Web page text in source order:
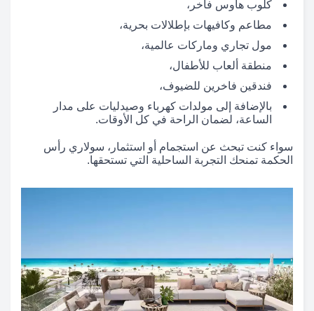
كلوب هاوس فاخر،
مطاعم وكافيهات بإطلالات بحرية،
مول تجاري وماركات عالمية،
منطقة ألعاب للأطفال،
فندقين فاخرين للضيوف،
بالإضافة إلى مولدات كهرباء وصيدليات على مدار
الساعة، لضمان الراحة في كل الأوقات.
سواء كنت تبحث عن استجمام أو استثمار، سولاري رأس
الحكمة تمنحك التجربة الساحلية التي تستحقها.